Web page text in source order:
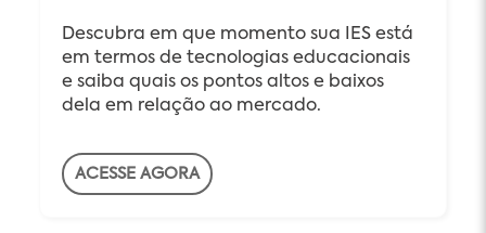
Descubra em que momento sua IES está
em termos de tecnologias educacionais
e saiba quais os pontos altos e baixos
dela em relação ao mercado.
ACESSE AGORA